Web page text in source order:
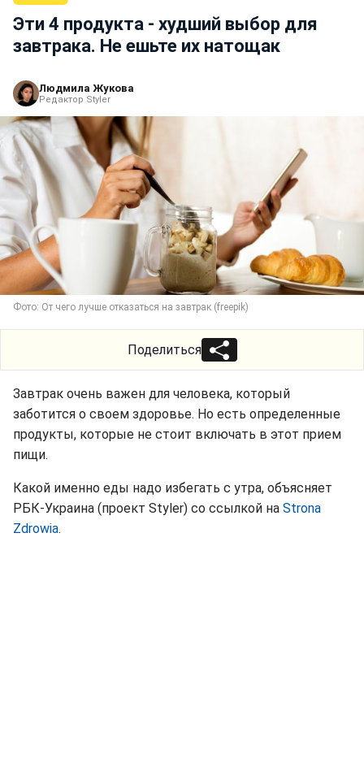
Эти 4 продукта - худший выбор для
завтрака. Не ешьте их натощак
Людмила Жукова
Редактор Styler
Фото: От чего лучше отказаться на завтрак (freepik)
Поделиться
Завтрак очень важен для человека, который
заботится о своем здоровье. Но есть определенные
продукты, которые не стоит включать в этот прием
пищи.
Какой именно еды надо избегать с утра, объясняет
РБК-Украина (проект Styler) со ссылкой на Strona
Zdrowia.